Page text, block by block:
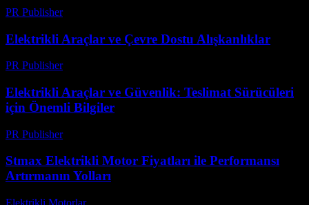
PR Publisher-
Elektrikli Araçlar ve Çevre Dostu Alışkanlıklar
PR Publisher-
Elektrikli Araçlar ve Güvenlik: Teslimat Sürücüleri
için Önemli Bilgiler
PR Publisher-
Stmax Elektrikli Motor Fiyatları ile Performansı
Artırmanın Yolları